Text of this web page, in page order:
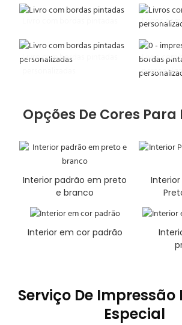
Livros com
Livro com bordas pintadas
Livro com
Opções De Cores
Interior padrão em preto
e branco
Interior em cor padrão
Serviço De Impressão
Especial